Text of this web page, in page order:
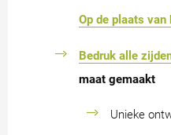
Op de plaats van
Bedruk alle
maat gemaakt
Unieke